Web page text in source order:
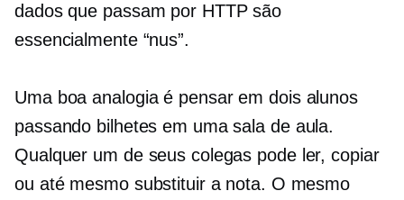
dados que passam por HTTP são
essencialmente “nus”.
Uma boa analogia é pensar em dois alunos
passando bilhetes em uma sala de aula.
Qualquer um de seus colegas pode ler, copiar
ou até mesmo substituir a nota. O mesmo